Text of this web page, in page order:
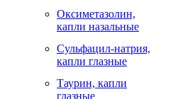
Оксиметазолин,
капли назальные
Сульфацил-натрия,
капли глазные
Таурин, капли
глазные